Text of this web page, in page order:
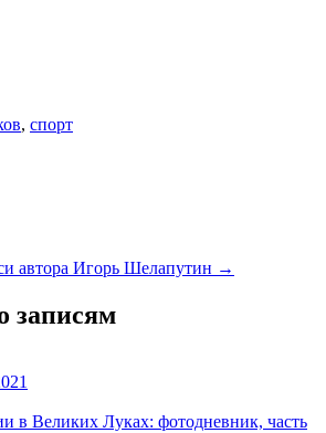
, спорт
автора Игорь Шелапутин →
записям
в Великих Луках: фотодневник, часть